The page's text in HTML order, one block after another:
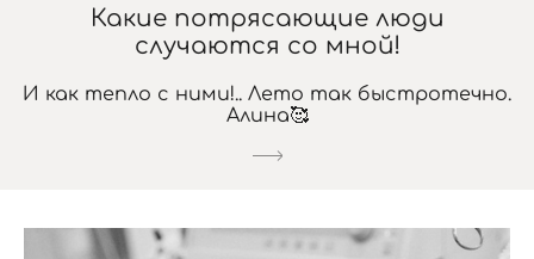
Какие потрясающие люди
случаются со мной!
И как тепло с ними!.. Лето так быстротечно.
Алина🥰